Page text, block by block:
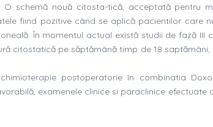
O schemă nouă citosta-tică, acceptată pentru
fiind pozitive când se aplică pacientilor care
În momentul actual există studii de fază III
citostatică pe săptămână timp de 18
postoperatorie în combinatia
examenele clinice si paraclinice efectuate